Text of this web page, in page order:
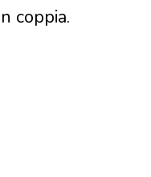
coppia.